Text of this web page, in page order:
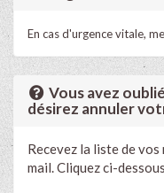
En cas d'urgence vitale,
Vous avez
désirez annuler
Recevez la liste de
mail. Cliquez ci-